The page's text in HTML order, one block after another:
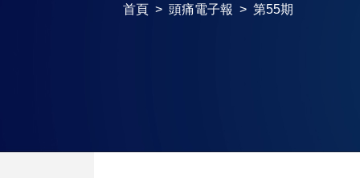
首頁 頭痛電子報 第55期